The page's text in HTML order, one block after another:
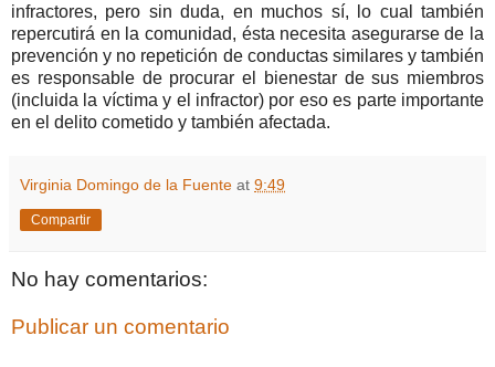
infractores, pero sin duda, en muchos sí, lo cual también
repercutirá en la comunidad, ésta necesita asegurarse de la
prevención y no repetición de conductas similares y también
es responsable de procurar el bienestar de sus miembros
(incluida la víctima y el infractor) por eso es parte importante
en el delito cometido y también afectada.
Virginia Domingo de la Fuente at 9:49
Compartir
No hay comentarios:
Publicar un comentario